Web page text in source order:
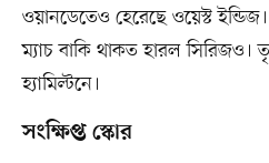
ওয়ানডেতেও হেরেছে ওয়েস্ট
ম্যাচ বাকি থাকত হারল সিরিজও।
হ্যামিল্টনে।
সংক্ষিপ্ত স্কোর